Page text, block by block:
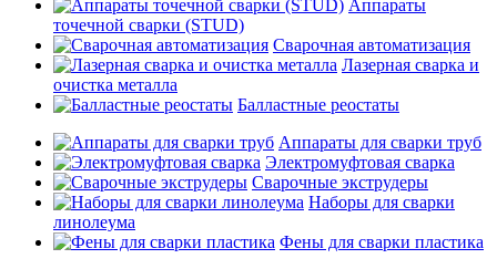
Аппараты
точечной сварки (STUD)
Сварочная автоматизация
Лазерная сварка и
очистка металла
Балластные реостаты
Аппараты для сварки труб
Электромуфтовая сварка
Сварочные экструдеры
Наборы для сварки
линолеума
Фены для сварки пластика